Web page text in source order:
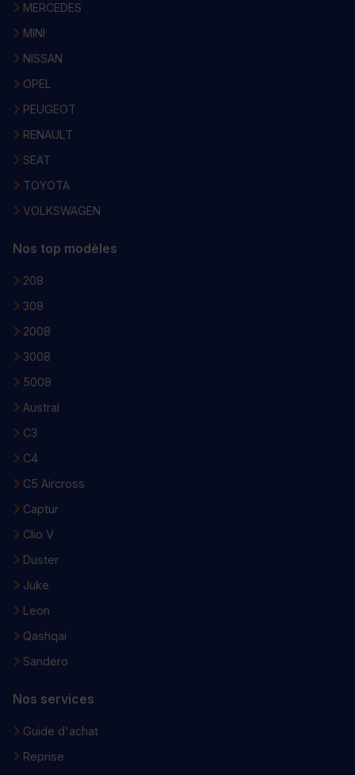
MERCEDES
MINI
NISSAN
OPEL
PEUGEOT
RENAULT
SEAT
TOYOTA
VOLKSWAGEN
Nos top modèles
208
308
2008
3008
5008
Austral
C3
C4
C5 Aircross
Captur
Clio V
Duster
Juke
Leon
Qashqai
Sandero
Nos services
Guide d'achat
Reprise